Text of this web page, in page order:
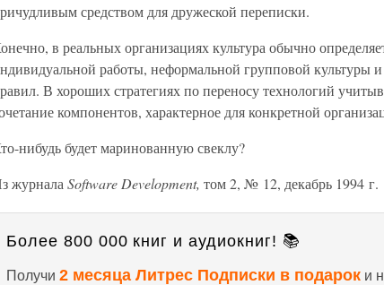
средством для дружеской переписки.
в реальных организациях культура обычно
работы, неформальной групповой культуры
В хороших стратегиях по переносу технологий
компонентов, характерное для конкретной
нибудь будет маринованную свеклу?
журнала Software Development, том 2, № 12, декабрь 1994 г.
Более 800 000 книг и аудиокниг! 📚
Получи 2 месяца Литрес Подписки в подарок и